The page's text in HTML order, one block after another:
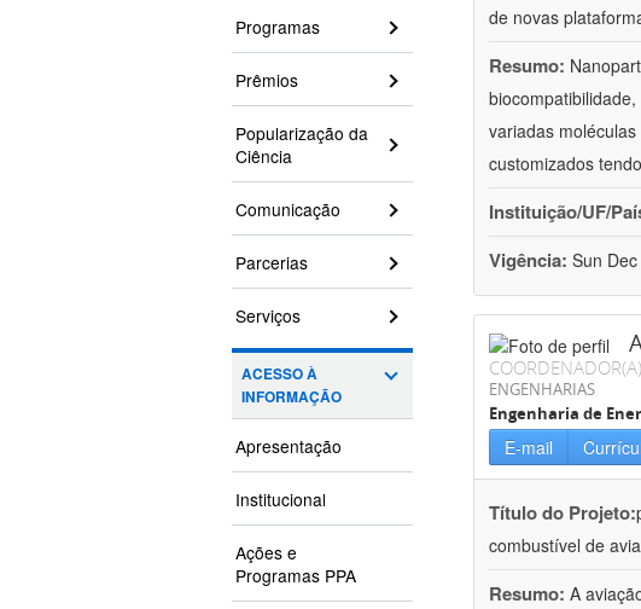
Programas
Prêmios
Popularização da
Ciência
Comunicação
Parcerias
Serviços
ACESSO À
INFORMAÇÃO
Apresentação
Institucional
Ações e
Programas PPA
de novas
Resumo:
variadas
customizados
Instituição/UF/
Vigência: Sun
COORDENADOR(A)
ENGENHARIAS
Engenharia de
E-mail
Título do Projeto:
combustível de
Resumo: A